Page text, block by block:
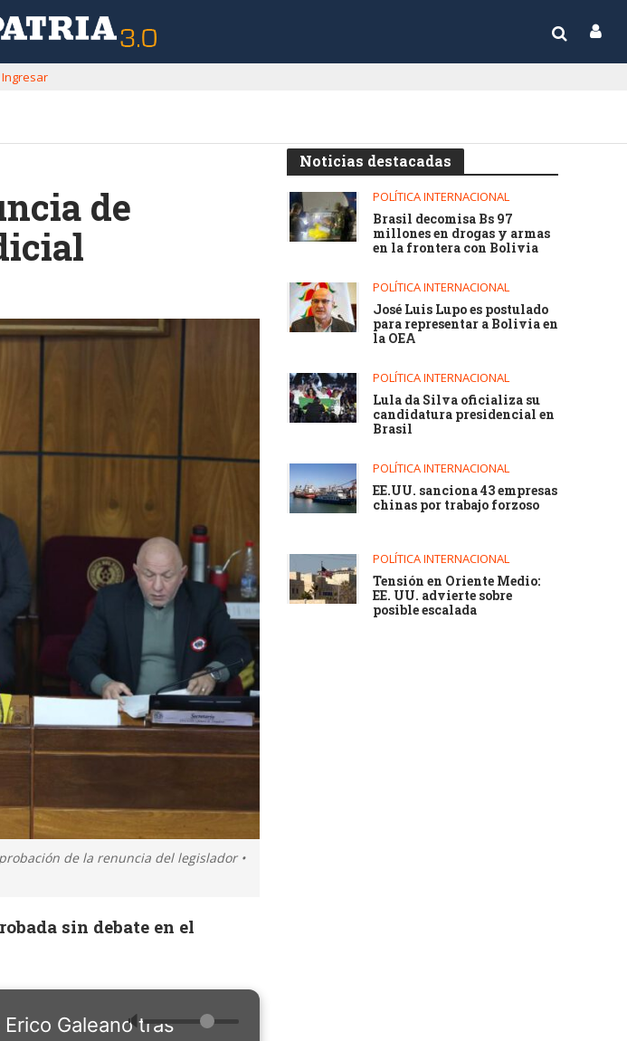
de
de la renuncia del legislador •
sin debate en el
Galeano tras
🔈
Noticias destacadas
POLÍTICA INTERNACIONAL
Brasil decomisa Bs 97
millones en drogas y armas
en la frontera con Bolivia
POLÍTICA INTERNACIONAL
José Luis Lupo es postulado
para representar a Bolivia en
la OEA
POLÍTICA INTERNACIONAL
Lula da Silva oficializa su
candidatura presidencial en
Brasil
POLÍTICA INTERNACIONAL
EE.UU. sanciona 43 empresas
chinas por trabajo forzoso
POLÍTICA INTERNACIONAL
Tensión en Oriente Medio:
EE. UU. advierte sobre
posible escalada